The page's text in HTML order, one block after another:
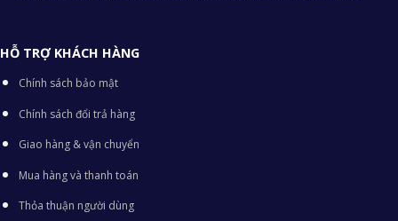
HỖ TRỢ KHÁCH HÀNG
Chính sách bảo mật
Chính sách đổi trả hàng
Giao hàng & vận chuyển
Mua hàng và thanh toán
Thỏa thuận người dùng